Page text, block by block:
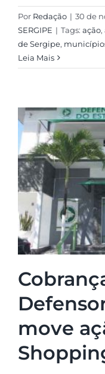
Por Redação | 30 de
SERGIPE | Tags: ação,
de Sergipe,
Leia Mais
move